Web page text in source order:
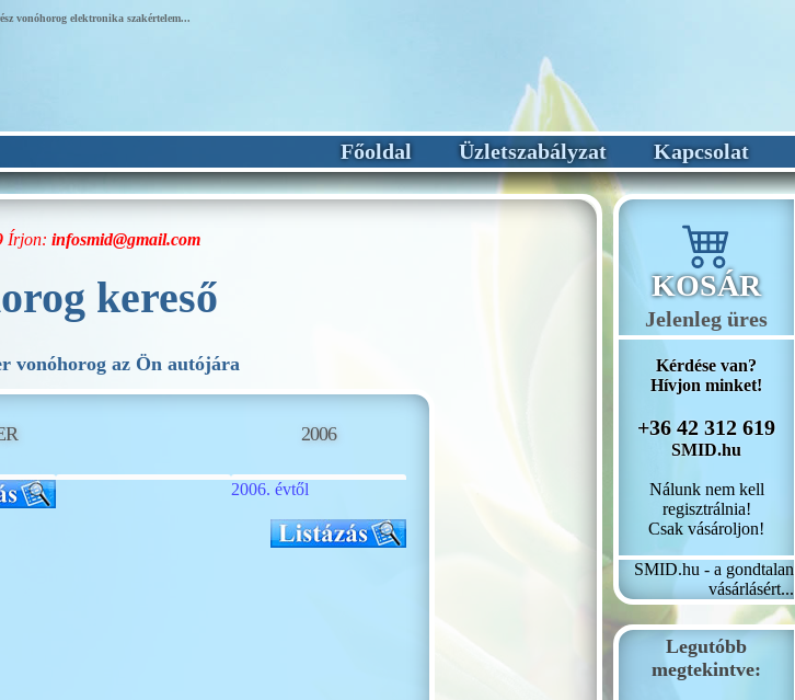
vonóhorog elektronika szakértelem...
Főoldal Üzletszabályzat Kapcsolat
Írjon: infosmid@gmail.com
kereső
vonóhorog az Ön autójára
2006
2006. évtől
KOSÁR
Jelenleg üres
Kérdése van?
Hívjon minket!
+36 42 312 619
SMID.hu
Nálunk nem kell
regisztrálnia!
Csak vásároljon!
SMID.hu - a gondtalan
vásárlásért...
Legutóbb
megtekintve: